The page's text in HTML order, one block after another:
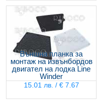
Външна планка за
монтаж на извънбордов
двигател на лодка Line
Winder
15.01 лв. / € 7.67